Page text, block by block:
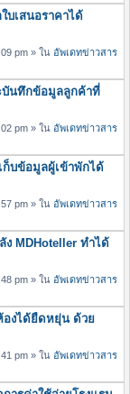
บเสนอราคาได้
pm » ใน อัพเดทข่าวสาร
บันทึกข้อมูลลูกค้าที่
pm » ใน อัพเดทข่าวสาร
ก็บข้อมูลผู้เข้าพักได้
pm » ใน อัพเดทข่าวสาร
MDHoteller ทำได้
pm » ใน อัพเดทข่าวสาร
องได้ยืดหยุ่น ด้วย
pm » ใน อัพเดทข่าวสาร